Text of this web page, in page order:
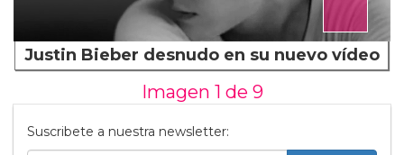
Justin Bieber desnudo en su nuevo vídeo
Imagen 1 de 9
Suscribete a nuestra newsletter: